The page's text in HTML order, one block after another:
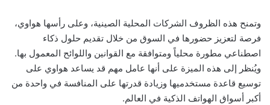
وتمنح هذه الظروف الشركات المحلية الصينية، وعلى رأسها هواوي،
فرصة لتعزيز حضورها في السوق من خلال تقديم حلول ذكاء
اصطناعي مطورة محلياً ومتوافقة مع القوانين واللوائح المعمول بها.
ويُنظر إلى هذه الميزة على أنها عامل مهم قد يساعد هواوي على
توسيع قاعدة مستخدميها وزيادة قدرتها على المنافسة في واحدة من
أكبر أسواق الهواتف الذكية في العالم.